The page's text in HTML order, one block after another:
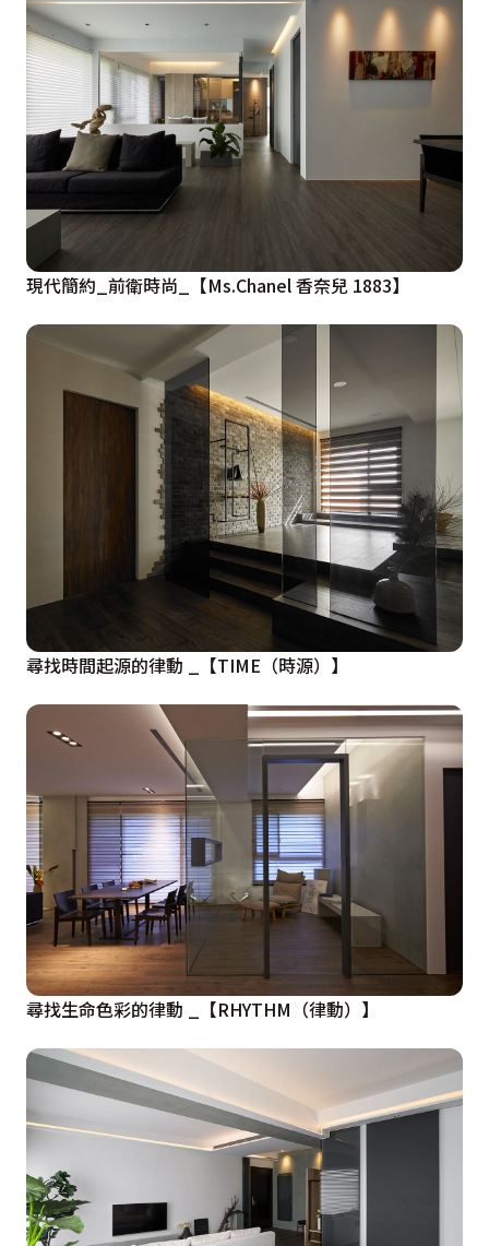
現代簡約_前衛時尚_【Ms.Chanel 香奈兒 1883】
尋找時間起源的律動 _【TIME（時源）】
尋找生命色彩的律動 _【RHYTHM（律動）】